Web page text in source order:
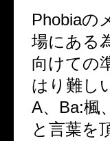
Phobiaの
場にある
向けての
はり難し
A、Ba:楓
と言葉を